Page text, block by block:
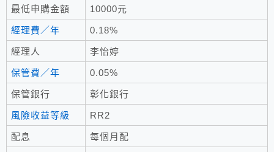
最低申購金額 10000元
經理費／年 0.18%
經理人 李怡婷
保管費／年 0.05%
保管銀行 彰化銀行
風險收益等級 RR2
配息 每個月配